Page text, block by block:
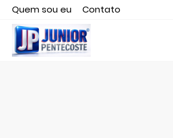
Quem sou eu
Contato
Editor responsável, jornalista Clovis